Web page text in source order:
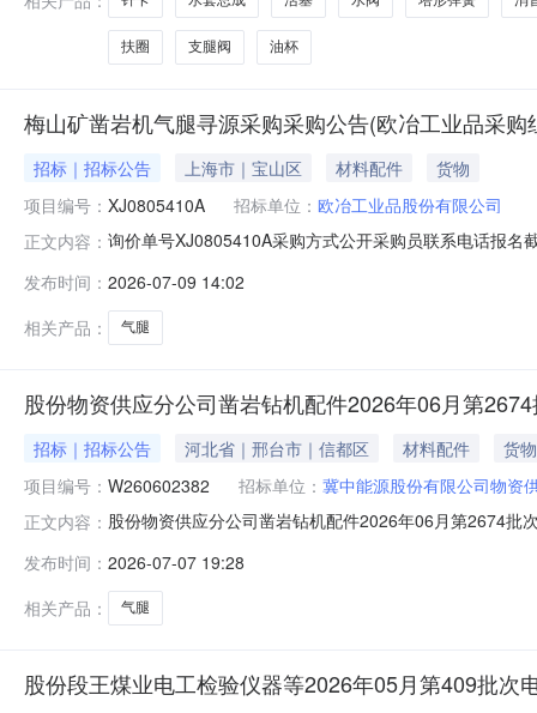
扶圈 支腿阀 油杯
梅山矿凿岩机气腿寻源采购采购公告(欧冶工业品采购
招标｜招标公告 上海市｜宝山区 材料配件
货物
项目编号： XJ0805410A 招标单位： 欧冶工业品股份有限公司
正文内容： 询价单号XJ0805410A采购方式公开采购员联系电话报
8.0piece2026-07-31T23:59:59.000+08:00凿岩机/凿岩
发布时间： 2026-07-09 14:02
相关产品：
气腿
股份物资供应分公司凿岩钻机配件2026年06月第
招标｜招标公告 河北省｜邢台市｜信都区 材料配件
货物
项目编号： W260602382 招标单位： 冀中能源股份有限公司物资
正文内容： 股份物资供应分公司凿岩钻机配件2026年06月第2674批
100009267气腿7655件8.0002026-12-31MA:否;产品等
发布时间： 2026-07-07 19:28
相关产品：
气腿
股份段王煤业电工检验仪器等2026年05月第409批次